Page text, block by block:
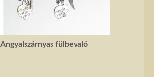
Angyalszárnyas fülbevaló